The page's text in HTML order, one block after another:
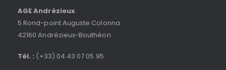
AGE Andrézieux
5 Rond-point Auguste Colonna
42160 Andrézieux-Bouthéon
Tél. : (+33) 04 43 07 05 95